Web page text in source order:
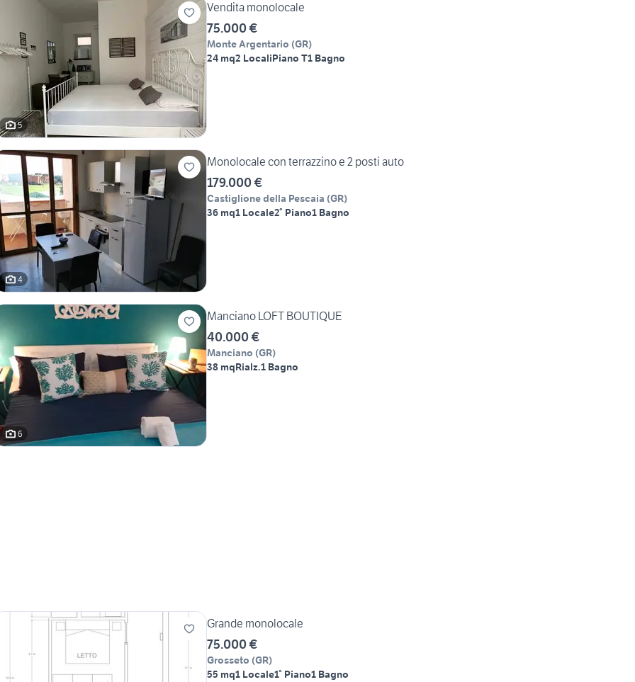
5
Vendita monolocale
75.000 €
Monte Argentario (GR)
24 mq2 LocaliPiano T1 Bagno
4
Monolocale con terrazzino e 2 posti auto
179.000 €
Castiglione della Pescaia (GR)
36 mq1 Locale2° Piano1 Bagno
6
Manciano LOFT BOUTIQUE
40.000 €
Manciano (GR)
38 mqRialz.1 Bagno
Grande monolocale
75.000 €
Grosseto (GR)
55 mq1 Locale1° Piano1 Bagno